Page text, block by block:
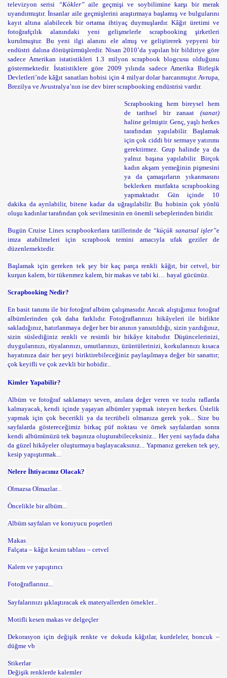
televizyon serisi
“Kökler”aile geçmişi ve soybilimine karşı bir merak
uyandırmıştır. İnsanlar aile geçmişlerini araştırmaya başlamış ve bulgularını
kayıt altına alabilecek bir ortama ihtiyaç duymuşlardır. Kâğıt üretimi ve
fotoğrafçılık alanındaki yeni gelişmelerle scrapbooking şirketleri
kurulmuştur. Bu yeni ilgi alanını ele almış ve geliştirerek yepyeni bir
endüstri dalına dönüştürmüşlerdir. Nisan 2010’da yapılan bir bildiriye göre
sadece Amerikan istatistikleri 1.3 milyon scrapbook blogcusu olduğunu
göstermektedir. İstatistiklere göre 2009 yılında sadece Amerika Birleşik
Devletleri’nde kâğıt sanatları hobisi için 4 milyar dolar harcanmıştır. Avrupa,
Brezilya ve Avustralya’nın ise dev birer scrapbooking endüstrisi vardır.
Scrapbooking hem bireysel hem
de tarihsel bir zanaat (sanat)
haline gelmiştir. Genç, yaşlı herkes
tarafından yapılabilir. Başlamak
için çok ciddi bir sermaye yatırımı
gerektirmez. Grup halinde ya da
yalnız başına yapılabilir. Birçok
kadın akşam yemeğinin pişmesini
ya da çamaşırların yıkanmasını
beklerken mutfakta scrapbooking
yapmaktadır. Gün içinde 10
dakika da ayrılabilir, bitene kadar da uğraşılabilir. Bu hobinin çok yönlü
oluşu kadınlar tarafından çok sevilmesinin en önemli sebeplerinden biridir.
Bugün Cruise Lines scrapbookerlara tatillerinde de “küçük sanatsal işler”e
imza atabilmeleri için scrapbook temini amacıyla ufak geziler de
düzenlemektedir.
Başlamak için gereken tek şey bir kaç parça renkli kâğıt, bir cetvel, bir
kurşun kalem, bir tükenmez kalem, bir makas ve tabi ki… hayal gücünüz.
Scrapbooking Nedir?
En basit tanımı ile bir fotoğraf albüm çalışmasıdır. Ancak alıştığımız fotoğraf
albümlerinden çok daha farklıdır. Fotoğraflarınızı hikâyeleri ile birlikte
sakladığınız, hatırlanmaya değer her bir anının yansıtıldığı, sizin yazdığınız,
sizin süslediğiniz renkli ve resimli bir hikâye kitabıdır. Düşüncelerinizi,
duygularınızı, rüyalarınızı, umutlarınızı, üzüntülerinizi, korkularınızı kısaca
hayatınıza dair her şeyi biriktirebileceğiniz paylaşılmaya değer bir sanattır;
çok keyifli ve çok zevkli bir hobidir...
Kimler Yapabilir?
Albüm ve fotoğraf saklamayı seven, anılara değer veren ve tozlu raflarda
kalmayacak, kendi içinde yaşayan albümler yapmak isteyen herkes. Üstelik
yapmak için çok becerikli ya da tecrübeli olmanıza gerek yok... Size bu
sayfalarda göstereceğimiz birkaç püf noktası ve örnek sayfalardan sonra
kendi albümünüzü tek başınıza oluşturabileceksiniz... Her yeni sayfada daha
da güzel hikâyeler oluşturmaya başlayacaksınız... Yapmanız gereken tek şey,
kesip yapıştırmak...
Nelere İhtiyacınız Olacak?
Olmazsa Olmazlar...
Öncelikle bir albüm...
Albüm sayfaları ve koruyucu poşetleri
Makas
Falçata – kâğıt kesim tablası – cetvel
Kalem ve yapıştırıcı
Fotoğraflarınız...
Sayfalarınızı şıklaştıracak ek materyallerden örnekler...
Motifli kesen makas ve delgeçler
Dekorasyon için değişik renkte ve dokuda kâğıtlar, kurdeleler, boncuk –
düğme vb
Stikerlar
Değişik renklerde kalemler